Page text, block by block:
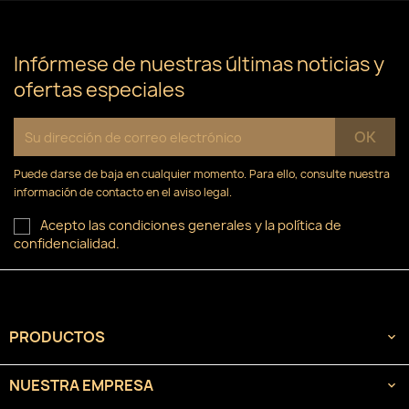
add_circle_outline Crear nueva lista
lista de deseos.
Cancelar Iniciar sesión
Infórmese de nuestras últimas noticias y
ofertas especiales
Puede darse de baja en cualquier momento. Para ello, consulte nuestra
información de contacto en el aviso legal.
Acepto las condiciones generales y la política de
confidencialidad.
PRODUCTOS 
NUESTRA EMPRESA 